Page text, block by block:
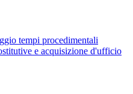
tempi procedimentali
e acquisizione d'ufficio